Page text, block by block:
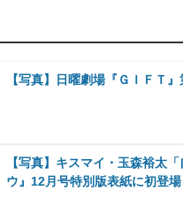
【写真】日曜劇場『ＧＩＦＴ
【写真】キスマイ・玉森裕太
ウ』12月号特別版表紙に初登場